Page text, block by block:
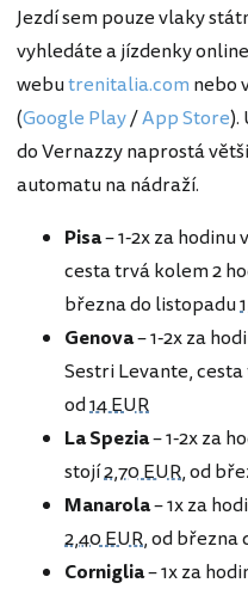
Jezdí sem pouze vlaky
vyhledáte a jízdenky
webutrenitalia.com nebo
(Google Play/App Store).
do Vernazzy naprostá
automatu na nádraží.
Pisa– 1-2x za hodinu
cesta trvá kolem 2
března do listopadu
Genova– 1-2x za
Sestri Levante, cesta
od14 EUR
La Spezia– 1-2x za
stojí2,70 EUR, od
Manarola– 1x za
2,40 EUR, od března
Corniglia– 1x za